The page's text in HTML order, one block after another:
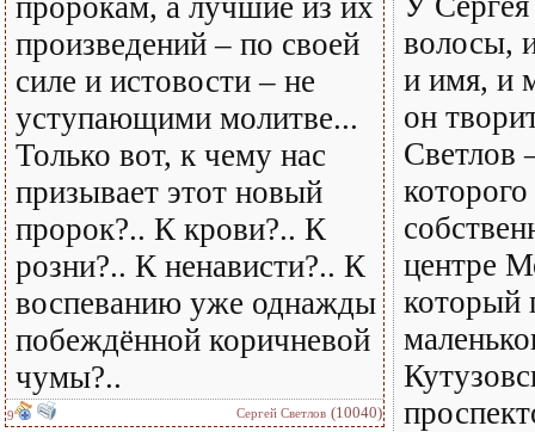
пророкам, а лучшие из их
произведений – по своей
силе и истовости – не
уступающими молитве...
Только вот, к чему нас
призывает этот новый
пророк?.. К крови?.. К
розни?.. К ненависти?.. К
воспеванию уже однажды
побеждённой коричневой
чумы?..
9 Сергей Светлов (10040)
волосы,
и имя, и
он
Светлов
которого
центре
который